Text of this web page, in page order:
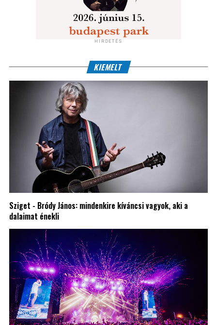
HIRDETÉS
KIEMELT
Sziget - Bródy János: mindenkire kíváncsi vagyok, aki a
dalaimat énekli